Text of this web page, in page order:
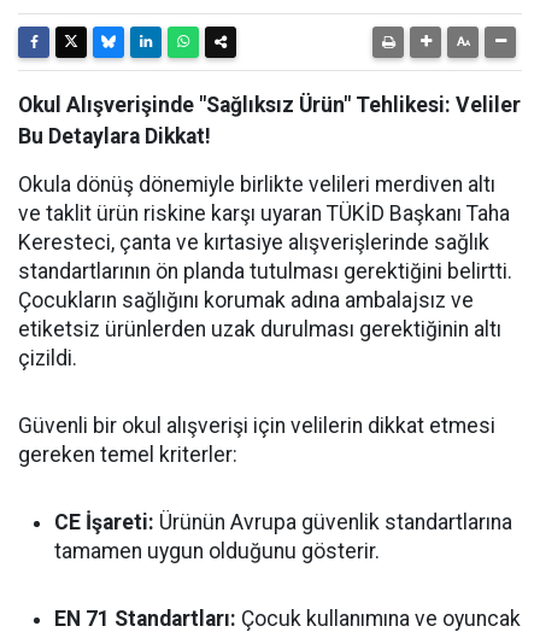
Okul Alışverişinde "Sağlıksız Ürün" Tehlikesi: Veliler
Bu Detaylara Dikkat!
Okula dönüş dönemiyle birlikte velileri merdiven altı
ve taklit ürün riskine karşı uyaran TÜKİD Başkanı Taha
Keresteci, çanta ve kırtasiye alışverişlerinde sağlık
standartlarının ön planda tutulması gerektiğini belirtti.
Çocukların sağlığını korumak adına ambalajsız ve
etiketsiz ürünlerden uzak durulması gerektiğinin altı
çizildi.
Güvenli bir okul alışverişi için velilerin dikkat etmesi
gereken temel kriterler:
CE İşareti: Ürünün Avrupa güvenlik standartlarına
tamamen uygun olduğunu gösterir.
EN 71 Standartları: Çocuk kullanımına ve oyuncak